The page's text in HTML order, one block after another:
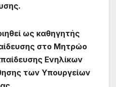
ως καθηγητής
στο Μητρώο
Ενηλίκων
των Υπουργείων